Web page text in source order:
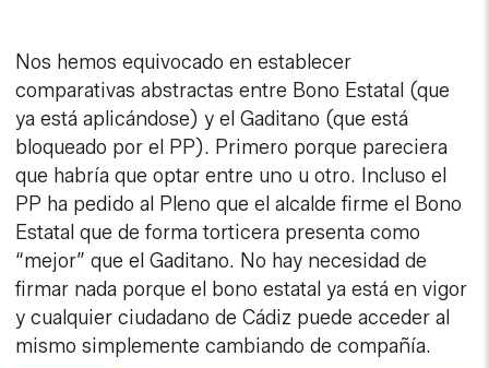
Nos hemos equivocado en establecer
comparativas abstractas entre Bono Estatal (que
ya está aplicándose) y el Gaditano (que está
bloqueado por el PP). Primero porque pareciera
que habría que optar entre uno u otro. Incluso el
PP ha pedido al Pleno que el alcalde firme el Bono
Estatal que de forma torticera presenta como
“mejor” que el Gaditano. No hay necesidad de
firmar nada porque el bono estatal ya está en vigor
y cualquier ciudadano de Cádiz puede acceder al
mismo simplemente cambiando de compañía.